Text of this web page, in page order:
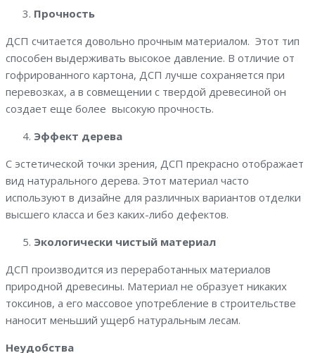
Прочность
ДСП считается довольно прочным материалом. Этот тип
способен выдерживать высокое давление. В отличие от
гофрированного картона, ДСП лучше сохраняется при
перевозках, а в совмещении с твердой древесиной он
создает еще более высокую прочность.
Эффект дерева
С эстетической точки зрения, ДСП прекрасно отображает
вид натурального дерева. Этот материал часто
используют в дизайне для различных вариантов отделки
высшего класса и без каких-либо дефектов.
Экологически чистый материал
ДСП производится из переработанных материалов
природной древесины. Материал не образует никаких
токсинов, а его массовое употребление в строительстве
наносит меньший ущерб натуральным лесам.
Неудобства